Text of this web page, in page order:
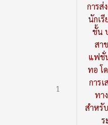
1
การส่
นักเรี
ชั้น
สา
แฟชั่
ทอ โ
การเ
ทา
สำหรั
ร